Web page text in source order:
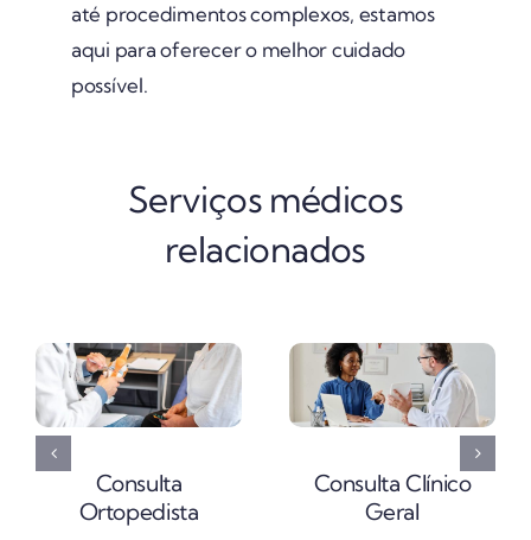
até procedimentos complexos, estamos
aqui para oferecer o melhor cuidado
possível.
Serviços médicos
relacionados
Consulta
Ortopedista
Consulta Clínico
Geral